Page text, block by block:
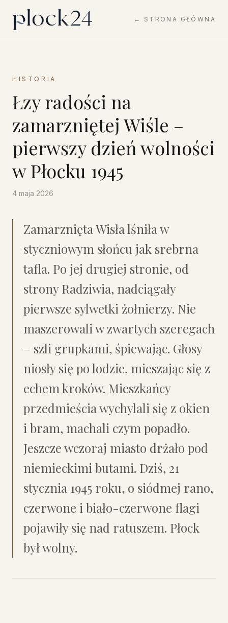
← STRONA GŁÓWNA
HISTORIA
Łzy radości na
zamarzniętej Wiśle –
pierwszy dzień wolności
w Płocku 1945
4 maja 2026
Zamarznięta Wisła lśniła w
styczniowym słońcu jak srebrna
tafla. Po jej drugiej stronie, od
strony Radziwia, nadciągały
pierwsze sylwetki żołnierzy. Nie
maszerowali w zwartych szeregach
– szli grupkami, śpiewając. Głosy
niosły się po lodzie, mieszając się z
echem kroków. Mieszkańcy
przedmieścia wychylali się z okien
i bram, machali czym popadło.
Jeszcze wczoraj miasto drżało pod
niemieckimi butami. Dziś, 21
stycznia 1945 roku, o siódmej rano,
czerwone i biało-czerwone flagi
pojawiły się nad ratuszem. Płock
był wolny.